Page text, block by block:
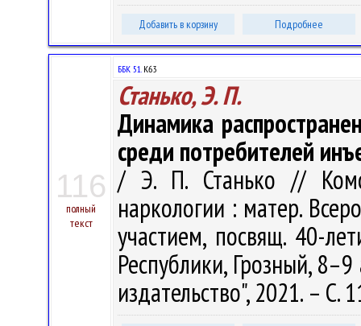
Добавить в корзину Подробнее
116
полный
текст
ББК 51.К63
Станько, Э. П.
Динамика
среди потребителей
/ Э. П. Станько //
наркологии : матер.
участием, посвящ. 40-
Республики, Грозный,
издательство", 2021. – С.